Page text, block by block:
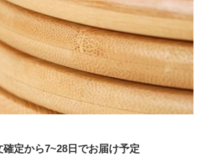
確定から7~28日でお届け予定